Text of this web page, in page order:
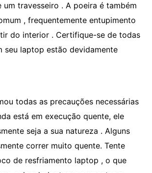
travesseiro . A poeira é também
, frequentemente entupimento
do interior . Certifique-se de todas
seu laptop estão devidamente
todas as precauções necessárias
está em execução quente, ele
seja a sua natureza . Alguns
correr muito quente. Tente
de resfriamento laptop , o que